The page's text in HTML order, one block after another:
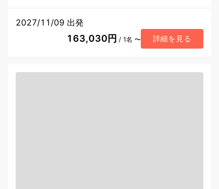
2027/11/09 出発
163,030円 / 1名 〜 詳細を見る